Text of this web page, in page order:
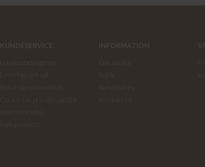
KUNDESERVICE
INFORMATION